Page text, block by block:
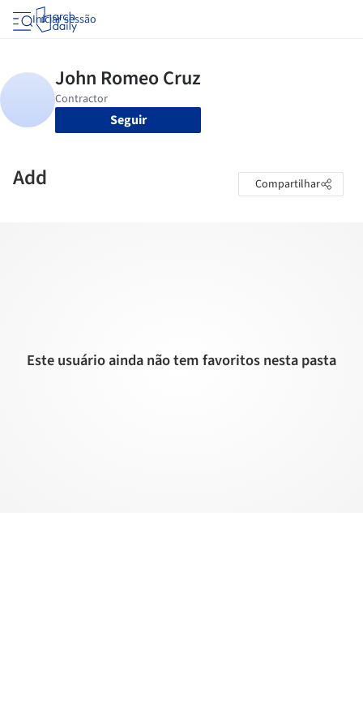
Iniciar sessão
Seguir
Add Compartilhar
Este usuário ainda não tem favoritos nesta pasta